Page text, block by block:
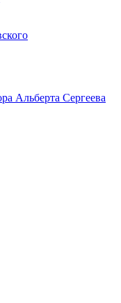
Альберта Сергеева